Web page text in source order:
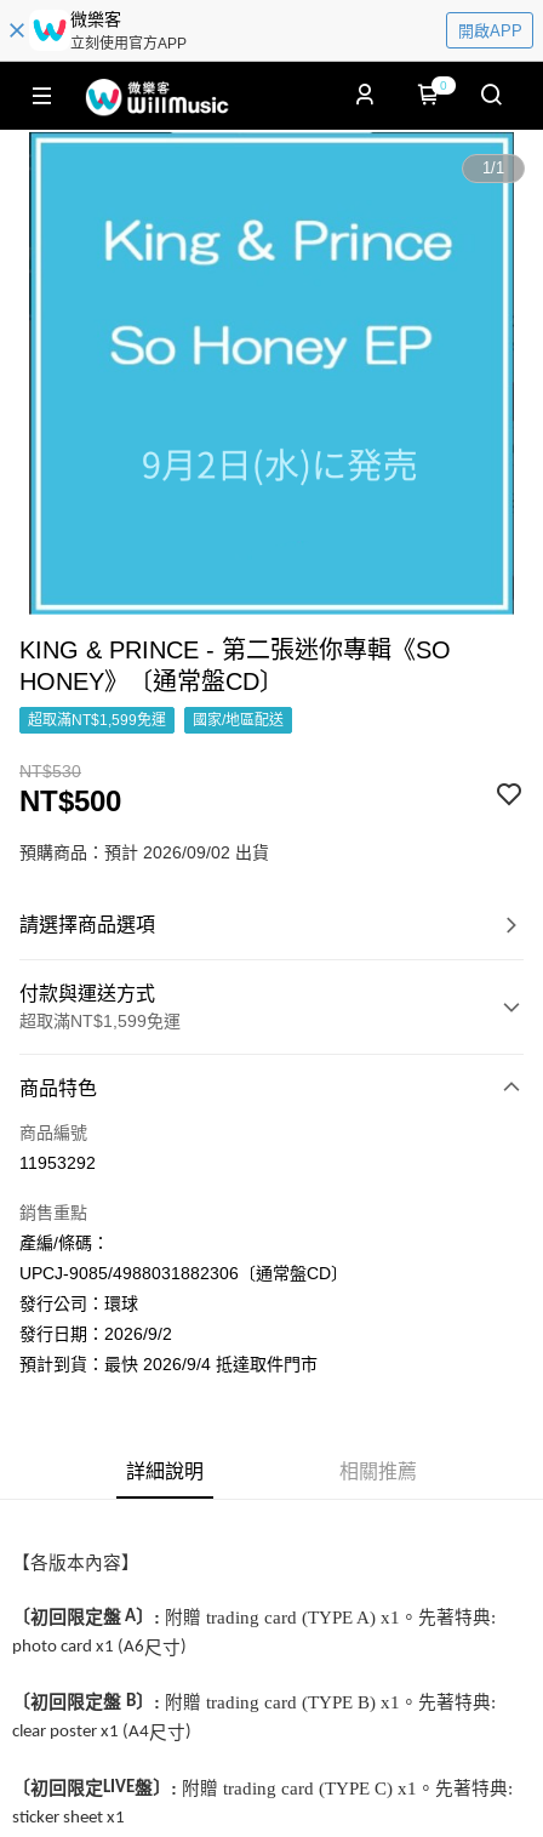
微樂客
立刻使用官方APP
開啟APP
0
1/1
KING & PRINCE - 第二張迷你專輯《SO
HONEY》〔通常盤CD〕
超取滿NT$1,599免運 國家/地區配送
NT$530
NT$500
預購商品：預計 2026/09/02 出貨
請選擇商品選項
付款與運送方式
超取滿NT$1,599免運
信用卡一次付款
超商取貨付款
Apple Pay
街口支付
悠遊付
AFTEE先享後付
１．簡單：不需註冊會員、不需綁卡、不需儲值。
１．於結帳方式選擇「AFTEE先享後付」後，將跳轉至「AFTEE先享後付」
結帳頁面，進行簡訊認證並確認金額後，即可完成結帳。
２．訂單成立數日內，您將收到繳費通知簡訊。
ATM／網路銀行／等多元方式進行付款，方視為交易完成。
※ 請注意：結帳手續完成當下不需立刻繳費，但若您需要取消訂單，請聯絡
購買商品的店家。未經商家同意取消之訂單仍視為有效，需透過AFTEE先享
※ 交易是否成功請以「AFTEE先享後付 」之結帳頁面顯示為準，若有關於
是否繳費成功／繳費後需取消欲退款等相關疑問，請聯繫「AFTEE先享後付
客戶支援中心」
付款後全家取貨
每筆NT$60，滿NT$1,599(含以上)免運費
7-11取貨付款
每筆NT$60，滿NT$1,599(含以上)免運費
付款後7-11取貨
每筆NT$60，滿NT$1,599(含以上)免運費
商品特色
商品編號
11953292
銷售重點
產編/條碼：
UPCJ-9085/4988031882306〔通常盤CD〕
發行公司：環球
發行日期：2026/9/2
預計到貨：最快 2026/9/4 抵達取件門市
詳細說明 相關推薦
【各版本內容】
〔初回限定盤 A〕 : 附贈 trading card (TYPE A) x1 。先著特典:
photo card x1 (A6尺寸)
〔初回限定盤 B〕 : 附贈 trading card (TYPE B) x1 。先著特典:
clear poster x1 (A4尺寸)
〔初回限定 LIVE盤〕 : 附贈 trading card (TYPE C) x1 。先著特典:
sticker sheet x1